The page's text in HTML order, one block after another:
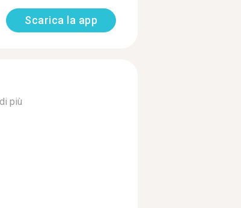
Scarica la app
più